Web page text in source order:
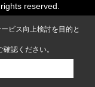
reserved.
ビス向上検討を目的と
確認ください。